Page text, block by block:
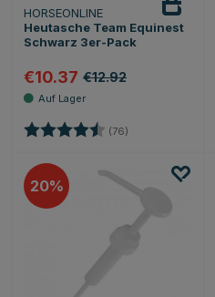
HORSEONLINE
Heutasche Team Equinest
Schwarz 3er-Pack
€10.37 €12.92
Bewertung: (76)
20